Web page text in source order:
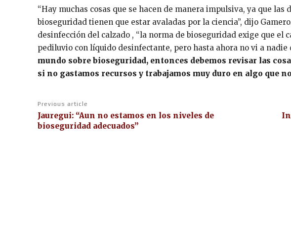
“Hay muchas cosas que se hacen de manera impulsiva, ya que las
bioseguridad tienen que estar avaladas por la ciencia”, dijo
desinfección del calzado , “la norma de bioseguridad exige que el
pediluvio con líquido desinfectante, pero hasta ahora no vi a nadie
mundo sobre bioseguridad, entonces debemos revisar las
si no gastamos recursos y trabajamos muy duro en algo que
Previous article
Jauregui: “Aun no estamos en los niveles de
bioseguridad adecuados”